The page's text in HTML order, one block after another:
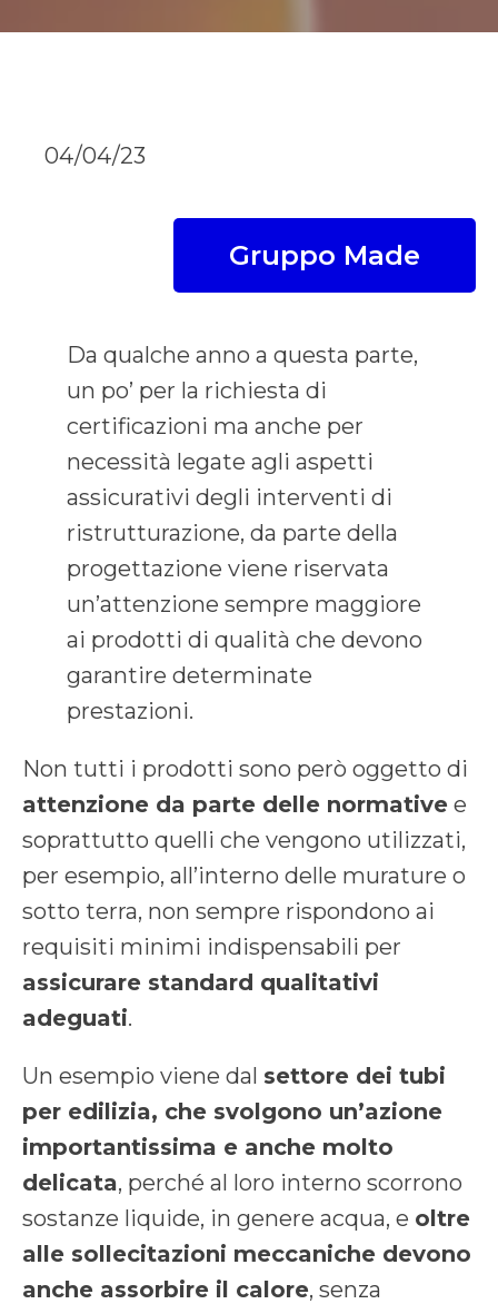
04/04/23
Gruppo Made
Da qualche anno a questa parte,
un po’ per la richiesta di
certificazioni ma anche per
necessità legate agli aspetti
assicurativi degli interventi di
ristrutturazione, da parte della
progettazione viene riservata
un’attenzione sempre maggiore
ai prodotti di qualità che devono
garantire determinate
prestazioni.
Non tutti i prodotti sono però oggetto di
attenzione da parte delle normative e
soprattutto quelli che vengono utilizzati,
per esempio, all’interno delle murature o
sotto terra, non sempre rispondono ai
requisiti minimi indispensabili per
assicurare standard qualitativi
adeguati.
Un esempio viene dal settore dei tubi
per edilizia, che svolgono un’azione
importantissima e anche molto
delicata, perché al loro interno scorrono
sostanze liquide, in genere acqua, e oltre
alle sollecitazioni meccaniche devono
anche assorbire il calore, senza